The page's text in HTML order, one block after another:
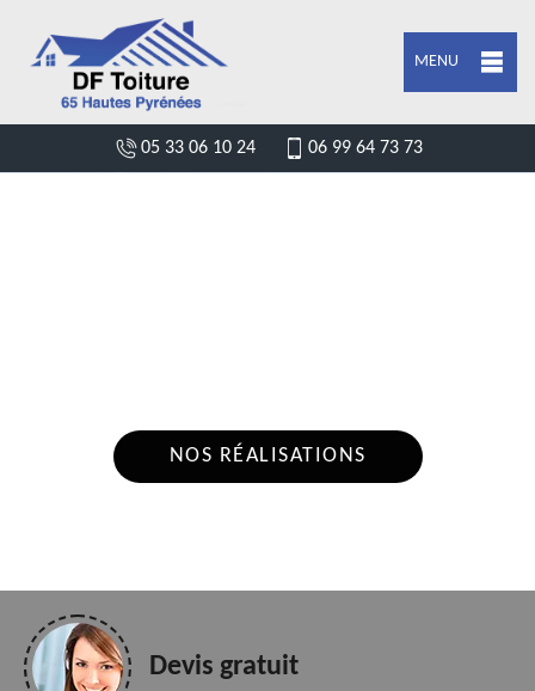
MENU
05 33 06 10 24 06 99 64 73 73
NOS RÉALISATIONS
Devis gratuit